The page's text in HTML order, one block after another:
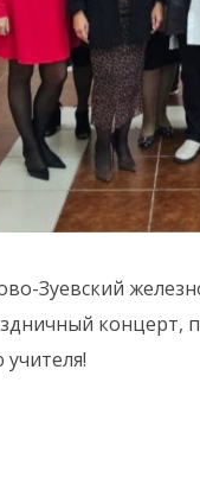
Зуевский